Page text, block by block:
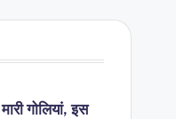
गोलियां, इस